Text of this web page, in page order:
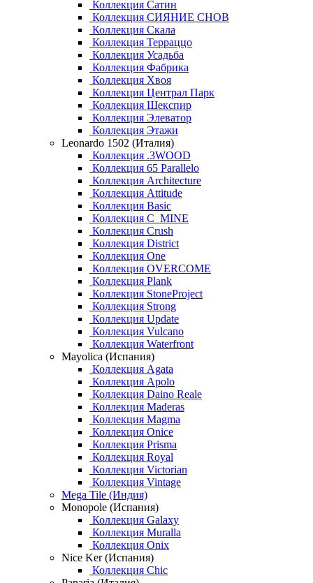
Коллекция Сатин
Коллекция СИЯНИЕ СНОВ
Коллекция Скала
Коллекция Терраццо
Коллекция Усадьба
Коллекция Фабрика
Коллекция Хвоя
Коллекция Централ Парк
Коллекция Шекспир
Коллекция Элеватор
Коллекция Этажи
Leonardo 1502 (Италия)
Коллекция .3WOOD
Коллекция 65 Parallelo
Коллекция Architecture
Коллекция Attitude
Коллекция Basic
Коллекция C_MINE
Коллекция Crush
Коллекция District
Коллекция One
Коллекция OVERCOME
Коллекция Plank
Коллекция StoneProject
Коллекция Strong
Коллекция Update
Коллекция Vulcano
Коллекция Waterfront
Mayolica (Испания)
Коллекция Agata
Коллекция Apolo
Коллекция Daino Reale
Коллекция Maderas
Коллекция Magma
Коллекция Onice
Коллекция Prisma
Коллекция Royal
Коллекция Victorian
Коллекция Vintage
Mega Tile (Индия)
Monopole (Испания)
Коллекция Galaxy
Коллекция Muralla
Коллекция Onix
Nice Ker (Испания)
Коллекция Chic